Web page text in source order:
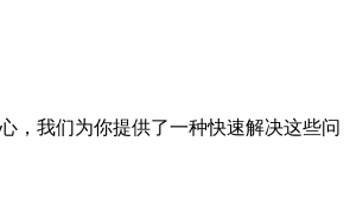
，我们为你提供了一种快速解决这些问